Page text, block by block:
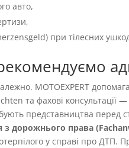
авто,
при тілесних
MOTOEXPERT
та фахові консультації —
представництва перед
з дорожнього права
у справі про ДТП.